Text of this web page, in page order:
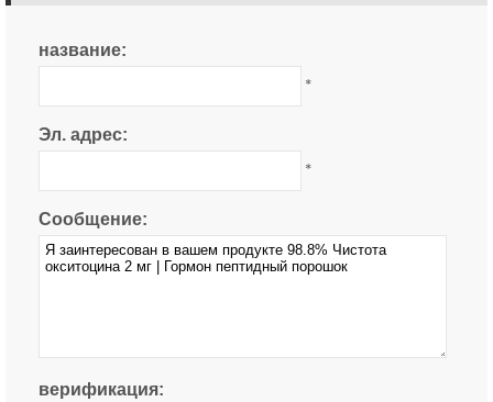
название:
*
Эл. адрес:
*
Сообщение:
верификация: